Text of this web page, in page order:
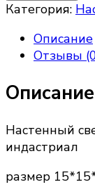
Категория:
Описание
Отзывы
Описание
Настенный
индастриал
размер